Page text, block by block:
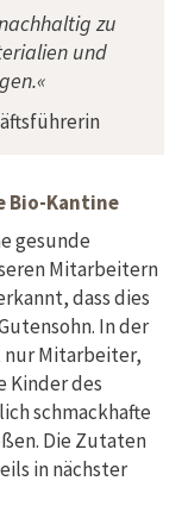
zu
und
Bio-Kantine
gesunde
Mitarbeitern
dass dies
In der
Mitarbeiter,
Kinder des
schmackhafte
Die Zutaten
in nächster